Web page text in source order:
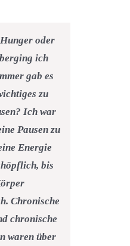
oder
ich
gab es
zu
Ich war
Pausen zu
Energie
bis
Chronische
chronische
waren über